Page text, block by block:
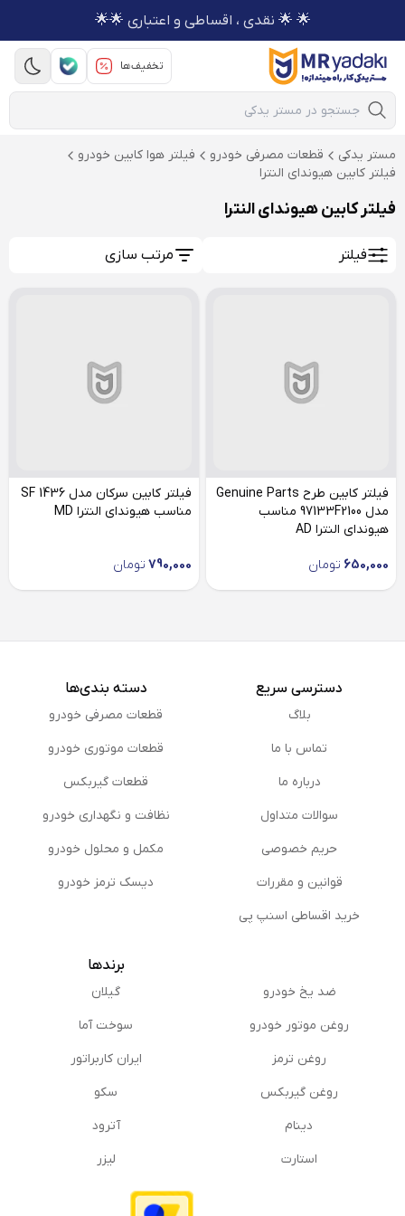
🌟 🌟 نقدی ، اقساطی و اعتباری 🌟🌟
تخفیف‌ها
Mobile Search
مستر یدکی قطعات مصرفی خودرو
فیلتر هوا کابین خودرو
فیلتر کابین هیوندای النترا
فیلتر کابین هیوندای النترا
فیلتر مرتب سازی
فیلتر کابین طرح Genuine Parts
مدل 97133F2100 مناسب
هیوندای النترا AD
650,000 تومان
فیلتر کابین سرکان مدل SF 1436
مناسب هیوندای النترا MD
790,000 تومان
دسترسی سریع
بلاگ
تماس با ما
درباره ما
سوالات متداول
حریم خصوصی
قوانین و مقررات
خرید اقساطی اسنپ پی
دسته بندی‌ها
قطعات مصرفی خودرو
قطعات موتوری خودرو
قطعات گیربکس
نظافت و نگهداری خودرو
مكمل و محلول خودرو
دیسک ترمز خودرو
ضد یخ خودرو
روغن موتور خودرو
روغن ترمز
روغن گیربكس
دینام
استارت
برندها
گیلان
سوخت آما
ایران کاربراتور
سکو
آترود
لیزر